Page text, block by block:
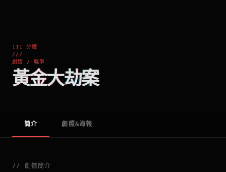
111 分鐘
///
劇情 / 戰爭
黃金大劫案
簡介 劇照&海報
// 劇情簡介